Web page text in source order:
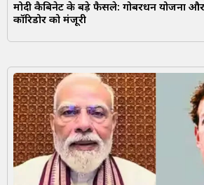
मोदी कैबिनेट के बड़े फैसले: गोबरधन योजना और
कॉरिडोर को मंजूरी